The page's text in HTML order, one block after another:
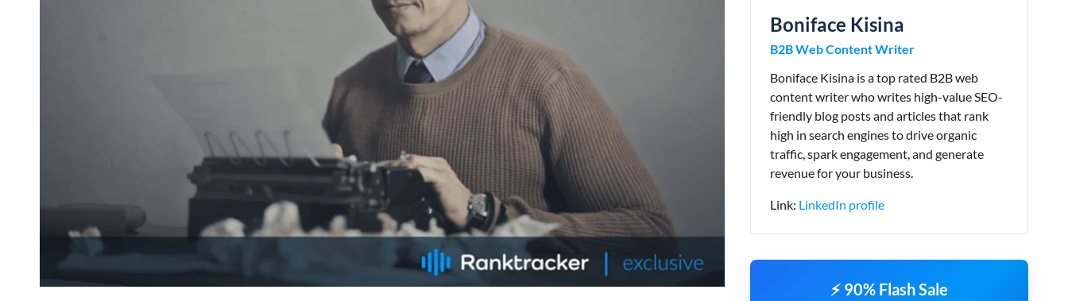
Boniface Kisina
B2B Web Content Writer
Boniface Kisina is a top rated B2B web
content writer who writes high-value SEO-
friendly blog posts and articles that rank
high in search engines to drive organic
traffic, spark engagement, and generate
revenue for your business.
Link: LinkedIn profile
⚡ 90% Flash Sale